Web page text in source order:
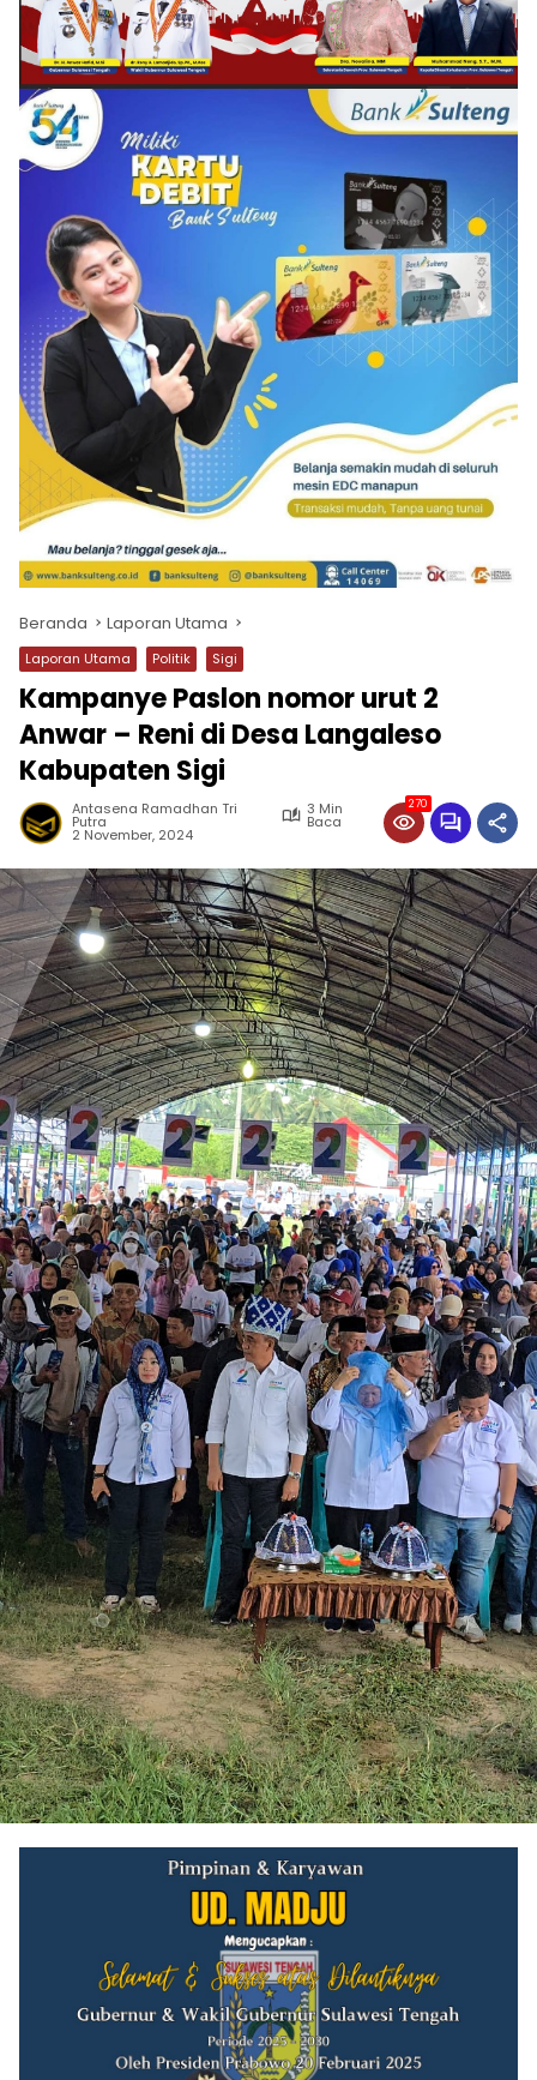
Beranda Laporan Utama
Laporan Utama Politik Sigi
Kampanye Paslon nomor urut 2
Anwar – Reni di Desa Langaleso
Kabupaten Sigi
Antasena Ramadhan Tri
Putra
3 Min
Baca
2 November, 2024
270